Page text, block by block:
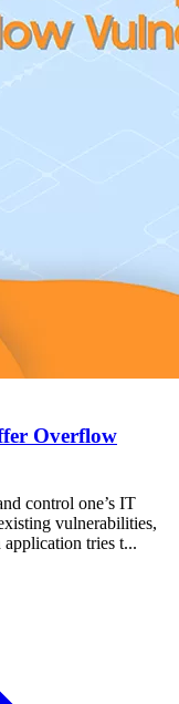
Overflow
control one’s IT
vulnerabilities,
tries t...